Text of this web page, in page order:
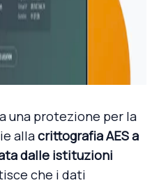
una protezione per la
allacrittografia AES a
dalle istituzioni
che i dati